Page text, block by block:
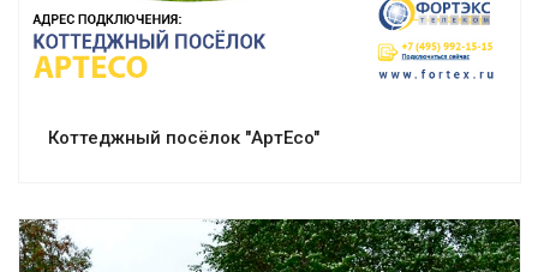
Коттеджный посёлок "АртEco"